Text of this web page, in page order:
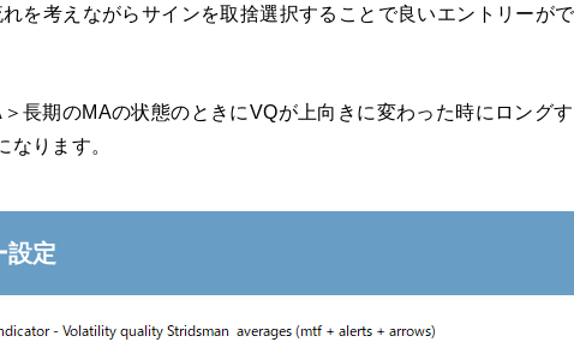
を考えながらサインを取捨選択することで良いエントリーが
長期のMAの状態のときにVQが上向きに変わった時にロング
なります。
設定